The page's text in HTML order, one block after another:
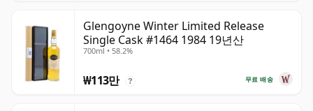
Glengoyne Winter Limited Release
Single Cask #1464 1984 19년산
700ml • 58.2%
무료 배송
₩113만 ?